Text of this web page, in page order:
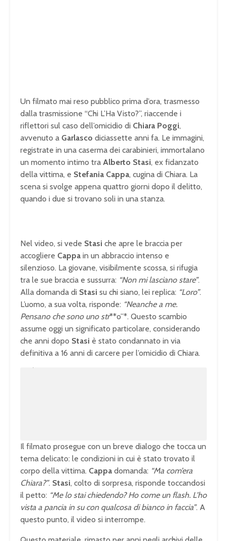
Un filmato mai reso pubblico prima d’ora, trasmesso
dalla trasmissione “Chi L’Ha Visto?”, riaccende i
riflettori sul caso dell’omicidio di Chiara Poggi,
avvenuto a Garlasco diciassette anni fa. Le immagini,
registrate in una caserma dei carabinieri, immortalano
un momento intimo tra Alberto Stasi, ex fidanzato
della vittima, e Stefania Cappa, cugina di Chiara. La
scena si svolge appena quattro giorni dopo il delitto,
quando i due si trovano soli in una stanza.
Nel video, si vede Stasi che apre le braccia per
accogliere Cappa in un abbraccio intenso e
silenzioso. La giovane, visibilmente scossa, si rifugia
tra le sue braccia e sussurra: “Non mi lasciano stare”.
Alla domanda di Stasi su chi siano, lei replica: “Loro”.
L’uomo, a sua volta, risponde: “Neanche a me.
Pensano che sono uno str**o”*. Questo scambio
assume oggi un significato particolare, considerando
che anni dopo Stasi è stato condannato in via
definitiva a 16 anni di carcere per l’omicidio di Chiara.
Il filmato prosegue con un breve dialogo che tocca un
tema delicato: le condizioni in cui è stato trovato il
corpo della vittima. Cappa domanda: “Ma com’era
Chiara?”. Stasi, colto di sorpresa, risponde toccandosi
il petto: “Me lo stai chiedendo? Ho come un flash. L’ho
vista a pancia in su con qualcosa di bianco in faccia”. A
questo punto, il video si interrompe.